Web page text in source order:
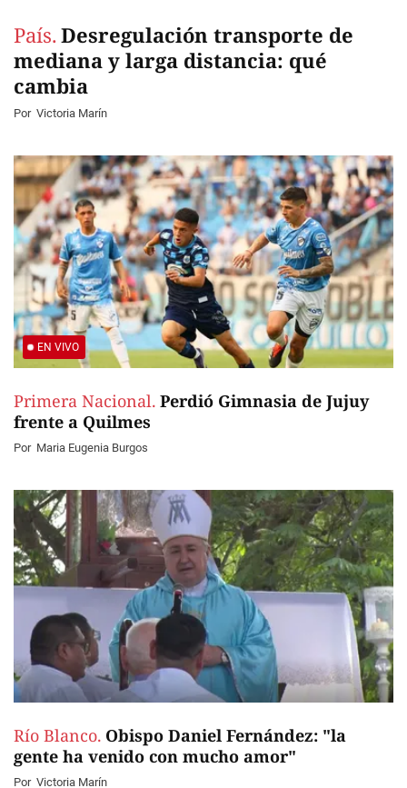
País. Desregulación transporte de
mediana y larga distancia: qué
cambia
Por Victoria Marín
EN VIVO
Primera Nacional. Perdió Gimnasia de Jujuy
frente a Quilmes
Por Maria Eugenia Burgos
Río Blanco. Obispo Daniel Fernández: "la
gente ha venido con mucho amor"
Por Victoria Marín